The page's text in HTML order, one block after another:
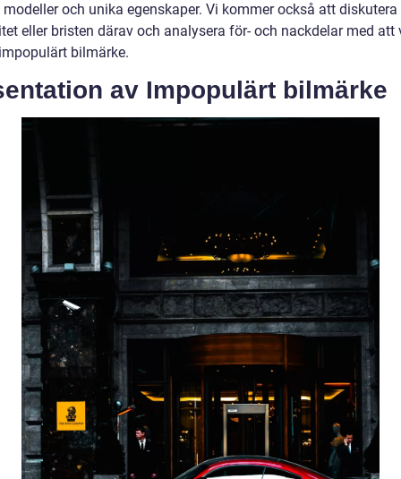
och unika egenskaper. Vi kommer också att diskutera
eller bristen därav och analysera för- och nackdelar med att
bilmärke.
av Impopulärt bilmärke